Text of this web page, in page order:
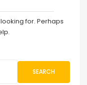
for. Perhaps
SEARCH